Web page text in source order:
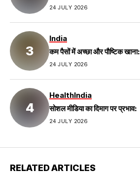
24 JULY 2026
India
कम पैसों में अच्छा और पौष्टिक खाना:
24 JULY 2026
HealthIndia
सोशल मीडिया का दिमाग पर प्रभाव:
24 JULY 2026
RELATED ARTICLES